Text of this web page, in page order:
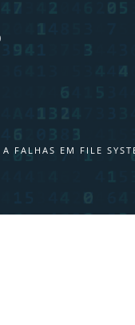
FALHAS EM FILE